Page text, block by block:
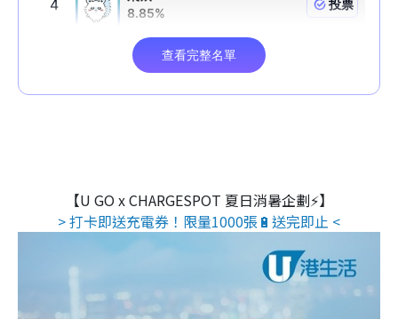
【U GO x CHARGESPOT 夏日消暑企劃⚡】
> 打卡即送充電券！限量1000張🔋送完即止 <